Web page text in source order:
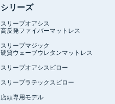
シリーズ
スリープオアシス
高反発ファイバーマットレス
スリープマジック
硬質ウェーブウレタンマットレス
スリープオアシスピロー
スリープラテックスピロー
店頭専用モデル